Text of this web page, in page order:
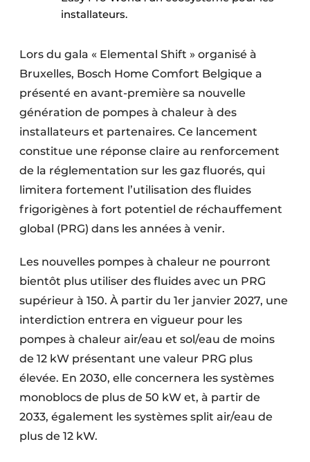
installateurs.
Lors du gala « Elemental Shift » organisé à
Bruxelles, Bosch Home Comfort Belgique a
présenté en avant-première sa nouvelle
génération de pompes à chaleur à des
installateurs et partenaires. Ce lancement
constitue une réponse claire au renforcement
de la réglementation sur les gaz fluorés, qui
limitera fortement l’utilisation des fluides
frigorigènes à fort potentiel de réchauffement
global (PRG) dans les années à venir.
Les nouvelles pompes à chaleur ne pourront
bientôt plus utiliser des fluides avec un PRG
supérieur à 150. À partir du 1er janvier 2027, une
interdiction entrera en vigueur pour les
pompes à chaleur air/eau et sol/eau de moins
de 12 kW présentant une valeur PRG plus
élevée. En 2030, elle concernera les systèmes
monoblocs de plus de 50 kW et, à partir de
2033, également les systèmes split air/eau de
plus de 12 kW.